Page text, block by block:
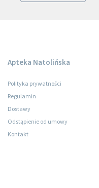
Apteka Natolińska
Polityka prywatności
Regulamin
Dostawy
Odstąpienie od umowy
Kontakt